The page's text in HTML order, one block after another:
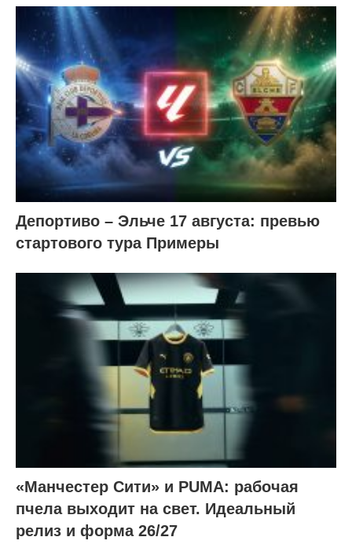
Депортиво – Эльче 17 августа: превью
стартового тура Примеры
«Манчестер Сити» и PUMA: рабочая
пчела выходит на свет. Идеальный
релиз и форма 26/27